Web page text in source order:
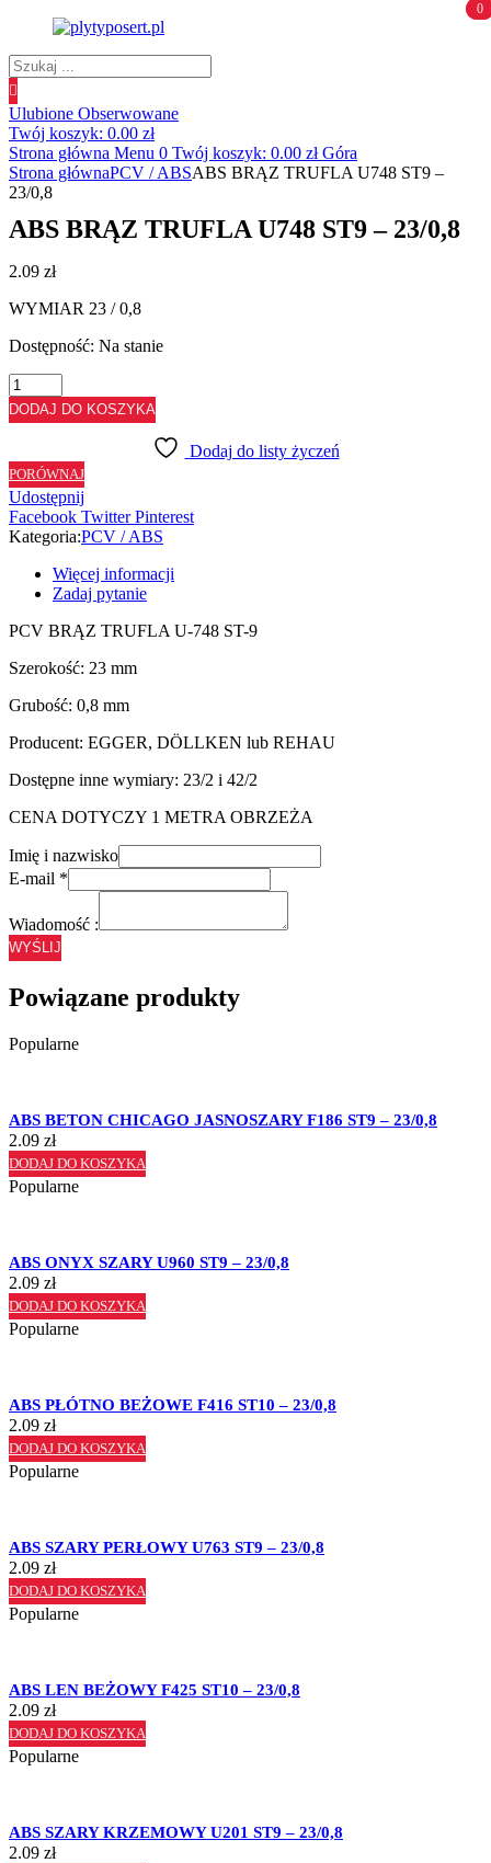
Wyszukiwanie
produktów
0
Ulubione Obserwowane
0
Twój koszyk: 0.00 zł
Strona główna Menu 0 Twój koszyk: 0.00 zł Góra
Strona głównaPCV / ABSABS BRĄZ TRUFLA U748 ST9 –
23/0,8
ABS BRĄZ TRUFLA U748 ST9 – 23/0,8
2.09 zł
WYMIAR 23 / 0,8
Dostępność: Na stanie
ilość
ABS
BRĄZ
U748
ST9
-
23/0,8
DODAJ DO KOSZYKA
Dodaj do listy życzeń
PORÓWNAJ
Udostępnij
Facebook Twitter Pinterest
Kategoria:PCV / ABS
Więcej informacji
Zadaj pytanie
PCV BRĄZ TRUFLA U-748 ST-9
Szerokość: 23 mm
Grubość: 0,8 mm
Producent: EGGER, DÖLLKEN lub REHAU
Dostępne inne wymiary: 23/2 i 42/2
CENA DOTYCZY 1 METRA OBRZEŻA
Imię i nazwisko
E-mail *
Wiadomość :
WYŚLIJ
Powiązane produkty
Popularne
ABS BETON CHICAGO JASNOSZARY F186 ST9 – 23/0,8
2.09 zł
DODAJ DO KOSZYKA
Popularne
ABS ONYX SZARY U960 ST9 – 23/0,8
2.09 zł
DODAJ DO KOSZYKA
Popularne
ABS PŁÓTNO BEŻOWE F416 ST10 – 23/0,8
2.09 zł
DODAJ DO KOSZYKA
Popularne
ABS SZARY PERŁOWY U763 ST9 – 23/0,8
2.09 zł
DODAJ DO KOSZYKA
Popularne
ABS LEN BEŻOWY F425 ST10 – 23/0,8
2.09 zł
DODAJ DO KOSZYKA
Popularne
ABS SZARY KRZEMOWY U201 ST9 – 23/0,8
2.09 zł